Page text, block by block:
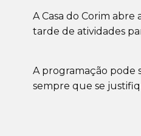
A Casa do Corim abre
tarde de atividades
A programação pode
sempre que se